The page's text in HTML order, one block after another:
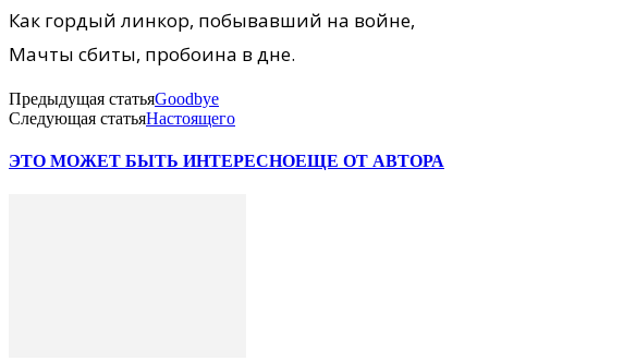
Как гордый линкор, побывавший на войне,
Мачты сбиты, пробоина в дне.
Предыдущая статьяGoodbye
Следующая статьяНастоящего
ЭТО МОЖЕТ БЫТЬ ИНТЕРЕСНОЕЩЕ ОТ АВТОРА